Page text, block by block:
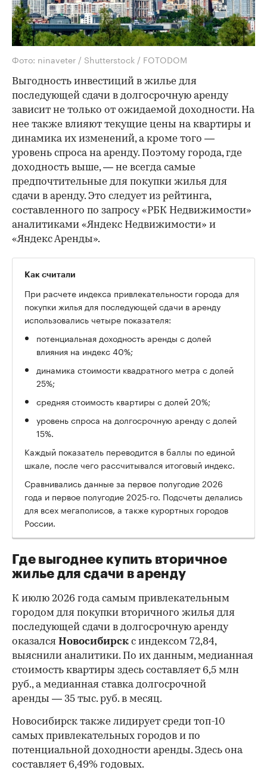
Фото: ninaveter / Shutterstock / FOTODOM
Выгодность инвестиций в жилье для
последующей сдачи в долгосрочную аренду
зависит не только от ожидаемой доходности. На
нее также влияют текущие цены на квартиры и
динамика их изменений, а кроме того —
уровень спроса на аренду. Поэтому города, где
доходность выше, — не всегда самые
предпочтительные для покупки жилья для
сдачи в аренду. Это следует из рейтинга,
составленного по запросу «РБК Недвижимости»
аналитиками «Яндекс Недвижимости» и
«Яндекс Аренды».
Как считали
При расчете индекса привлекательности города для
покупки жилья для последующей сдачи в аренду
использовались четыре показателя:
потенциальная доходность аренды с долей
влияния на индекс 40%;
динамика стоимости квадратного метра с долей
25%;
средняя стоимость квартиры с долей 20%;
уровень спроса на долгосрочную аренду с долей
15%.
Каждый показатель переводится в баллы по единой
шкале, после чего рассчитывался итоговый индекс.
Сравнивались данные за первое полугодие 2026
года и первое полугодие 2025-го. Подсчеты делались
для всех мегаполисов, а также курортных городов
России.
Где выгоднее купить вторичное
жилье для сдачи в аренду
К июлю 2026 года самым привлекательным
городом для покупки вторичного жилья для
последующей сдачи в долгосрочную аренду
оказался Новосибирск с индексом 72,84,
выяснили аналитики. По их данным, медианная
стоимость квартиры здесь составляет 6,5 млн
руб., а медианная ставка долгосрочной
аренды — 35 тыс. руб. в месяц.
Новосибирск также лидирует среди топ-10
самых привлекательных городов и по
потенциальной доходности аренды. Здесь она
составляет 6,49% годовых.